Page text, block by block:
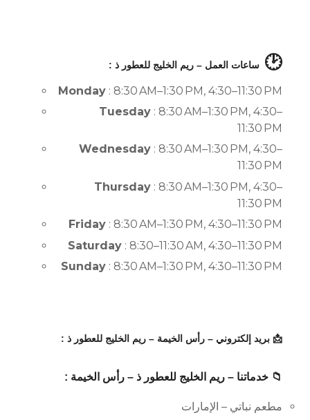
🕑 ساعات العمل – ريم الخليج للعطور ذ :
Monday : 8:30 AM–1:30 PM, 4:30–11:30 PM
Tuesday : 8:30 AM–1:30 PM, 4:30–
11:30 PM
Wednesday : 8:30 AM–1:30 PM, 4:30–
11:30 PM
Thursday : 8:30 AM–1:30 PM, 4:30–
11:30 PM
Friday : 8:30 AM–1:30 PM, 4:30–11:30 PM
Saturday : 8:30–11:30 AM, 4:30–11:30 PM
Sunday : 8:30 AM–1:30 PM, 4:30–11:30 PM
📩 بريد إلكتروني – رأس الخيمة – ريم الخليج للعطور ذ :
📁 خدماتنا – ريم الخليج للعطور ذ – رأس الخيمة :
مطعم نباتي – الإمارات